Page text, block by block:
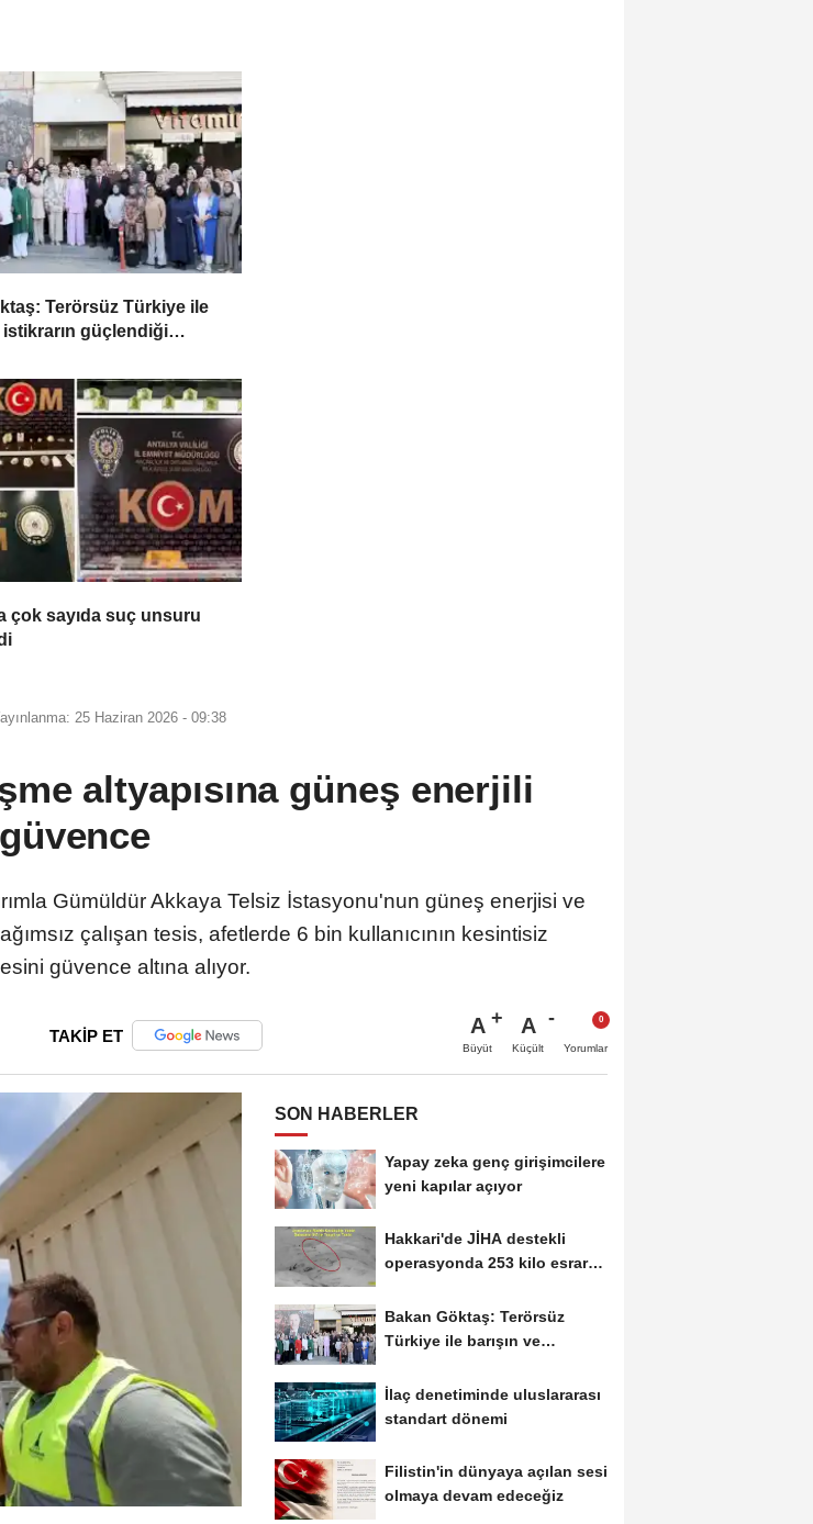
Terörsüz Türkiye ile
istikrarın güçlendiği
çok sayıda suç unsuru
25 Haziran 2026 - 09:38
altyapısına güneş enerjili
güvence
Gümüldür Akkaya Telsiz İstasyonu'nun güneş enerjisi ve
çalışan tesis, afetlerde 6 bin kullanıcının kesintisiz
güvence altına alıyor.
TAKİP ET A
Büyüt
A
Küçült Yorumlar
SON HABERLER
Yapay zeka genç girişimcilere
yeni kapılar açıyor
Hakkari'de JİHA destekli
operasyonda 253 kilo esrar
Bakan Göktaş: Terörsüz
Türkiye ile barışın ve
İlaç denetiminde uluslararası
standart dönemi
Filistin'in dünyaya açılan sesi
olmaya devam edeceğiz